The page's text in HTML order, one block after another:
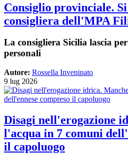
Consiglio provinciale.
consigliera dell'MPA
La consigliera Sicilia lascia
personali
Autore: Rossella Inveninato
9 lug 2026
Disagi nell'erogazione
l'acqua in 7 comuni
il capoluogo